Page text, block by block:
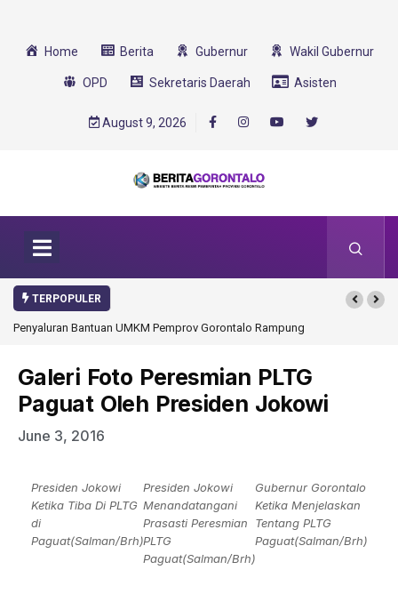
Home Berita Gubernur Wakil Gubernur
OPD Sekretaris Daerah Asisten
August 9, 2026
TERPOPULER
Penyaluran Bantuan UMKM Pemprov Gorontalo Rampung
Galeri Foto Peresmian PLTG
Paguat Oleh Presiden Jokowi
June 3, 2016
Presiden Jokowi
Ketika Tiba Di PLTG
di
Paguat(Salman/Brh)
Presiden Jokowi
Menandatangani
Prasasti Peresmian
PLTG
Paguat(Salman/Brh)
Gubernur Gorontalo
Ketika Menjelaskan
Tentang PLTG
Paguat(Salman/Brh)